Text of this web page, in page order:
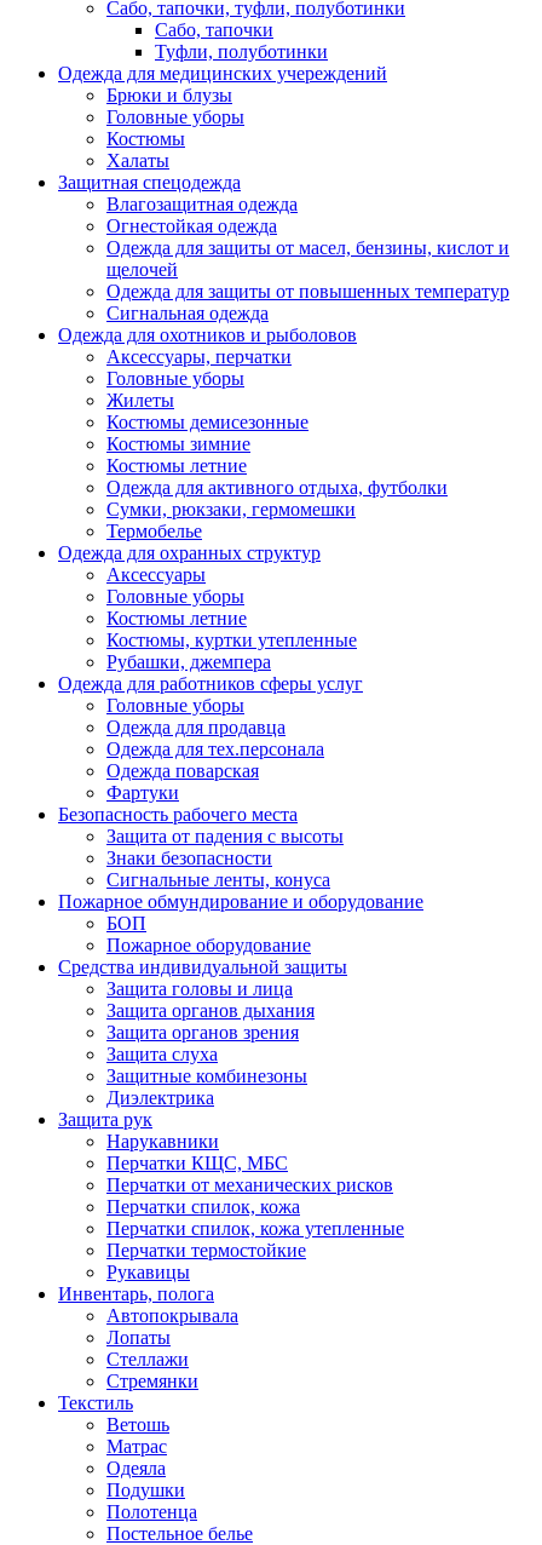
Сабо, тапочки, туфли, полуботинки
Сабо, тапочки
Туфли, полуботинки
Одежда для медицинских учереждений
Брюки и блузы
Головные уборы
Костюмы
Халаты
Защитная спецодежда
Влагозащитная одежда
Огнестойкая одежда
Одежда для защиты от масел, бензины, кислот и
щелочей
Одежда для защиты от повышенных температур
Сигнальная одежда
Одежда для охотников и рыболовов
Аксессуары, перчатки
Головные уборы
Жилеты
Костюмы демисезонные
Костюмы зимние
Костюмы летние
Одежда для активного отдыха, футболки
Сумки, рюкзаки, гермомешки
Термобелье
Одежда для охранных структур
Аксессуары
Головные уборы
Костюмы летние
Костюмы, куртки утепленные
Рубашки, джемпера
Одежда для работников сферы услуг
Головные уборы
Одежда для продавца
Одежда для тех.персонала
Одежда поварская
Фартуки
Безопасность рабочего места
Защита от падения с высоты
Знаки безопасности
Сигнальные ленты, конуса
Пожарное обмундирование и оборудование
БОП
Пожарное оборудование
Средства индивидуальной защиты
Защита головы и лица
Защита органов дыхания
Защита органов зрения
Защита слуха
Защитные комбинезоны
Диэлектрика
Защита рук
Нарукавники
Перчатки КЩС, МБС
Перчатки от механических рисков
Перчатки спилок, кожа
Перчатки спилок, кожа утепленные
Перчатки термостойкие
Рукавицы
Инвентарь, полога
Автопокрывала
Лопаты
Стеллажи
Стремянки
Текстиль
Ветошь
Матрас
Одеяла
Подушки
Полотенца
Постельное белье